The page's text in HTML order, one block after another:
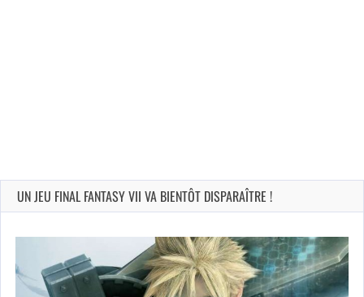
UN JEU FINAL FANTASY VII VA BIENTÔT DISPARAÎTRE !